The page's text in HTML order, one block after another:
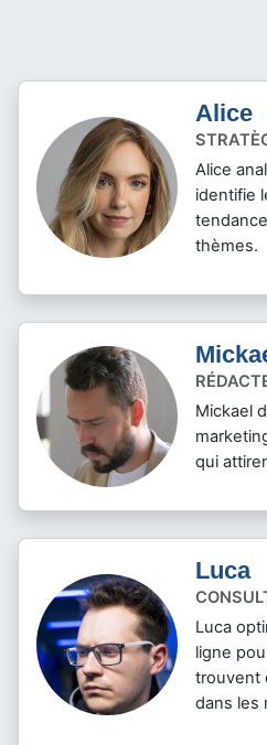
Alice
Alice
identifie
thèmes.
Mickael
qui
Luca
Luca
ligne
trouvent
dans les